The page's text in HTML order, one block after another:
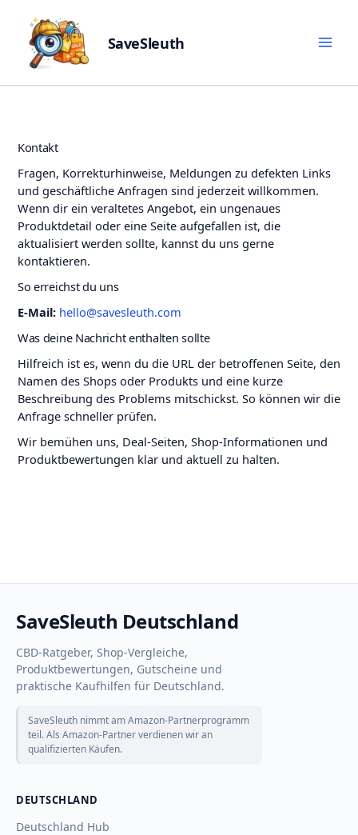
SaveSleuth
Kontakt
Fragen, Korrekturhinweise, Meldungen zu defekten Links
und geschäftliche Anfragen sind jederzeit willkommen.
Wenn dir ein veraltetes Angebot, ein ungenaues
Produktdetail oder eine Seite aufgefallen ist, die
aktualisiert werden sollte, kannst du uns gerne
kontaktieren.
So erreichst du uns
E-Mail: hello@savesleuth.com
Was deine Nachricht enthalten sollte
Hilfreich ist es, wenn du die URL der betroffenen Seite, den
Namen des Shops oder Produkts und eine kurze
Beschreibung des Problems mitschickst. So können wir die
Anfrage schneller prüfen.
Wir bemühen uns, Deal-Seiten, Shop-Informationen und
Produktbewertungen klar und aktuell zu halten.
SaveSleuth Deutschland
CBD-Ratgeber, Shop-Vergleiche,
Produktbewertungen, Gutscheine und
praktische Kaufhilfen für Deutschland.
SaveSleuth nimmt am Amazon-Partnerprogramm
teil. Als Amazon-Partner verdienen wir an
qualifizierten Käufen.
DEUTSCHLAND
Deutschland Hub